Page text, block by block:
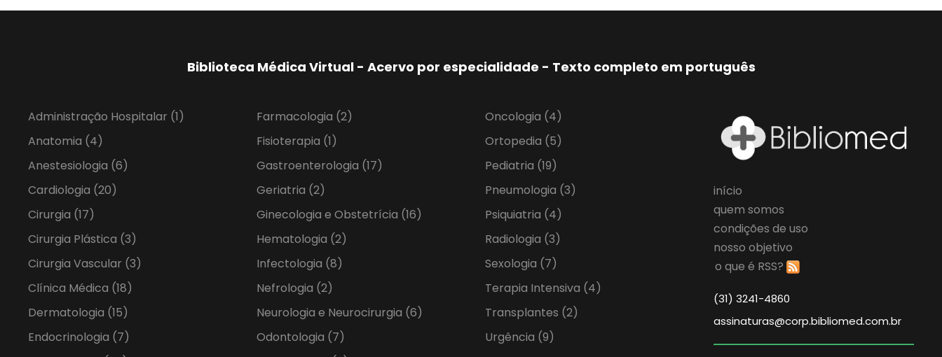
Biblioteca Médica Virtual - Acervo por especialidade - Texto completo em português
Administração Hospitalar (1)
Anatomia (4)
Anestesiologia (6)
Cardiologia (20)
Cirurgia (17)
Cirurgia Plástica (3)
Cirurgia Vascular (3)
Clínica Médica (18)
Dermatologia (15)
Endocrinologia (7)
Farmacologia (2)
Fisioterapia (1)
Gastroenterologia (17)
Geriatria (2)
Ginecologia e Obstetrícia (16)
Hematologia (2)
Infectologia (8)
Nefrologia (2)
Neurologia e Neurocirurgia (6)
Odontologia (7)
Oncologia (4)
Ortopedia (5)
Pediatria (19)
Pneumologia (3)
Psiquiatria (4)
Radiologia (3)
Sexologia (7)
Terapia Intensiva (4)
Transplantes (2)
Urgência (9)
início
quem somos
condições de uso
nosso objetivo
o que é RSS?
(31) 3241-4860
assinaturas@corp.bibliomed.com.br